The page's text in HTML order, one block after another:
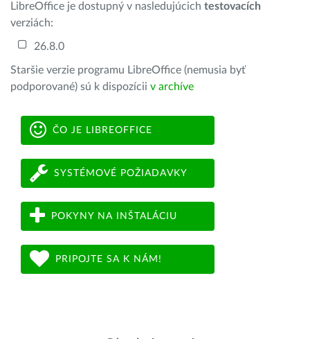
LibreOffice je dostupný v nasledujúcich testovacích
verziách:
26.8.0
Staršie verzie programu LibreOffice (nemusia byť
podporované) sú k dispozícii v archíve
ČO JE LIBREOFFICE
SYSTÉMOVÉ POŽIADAVKY
POKYNY NA INŠTALÁCIU
PRIPOJTE SA K NÁM!